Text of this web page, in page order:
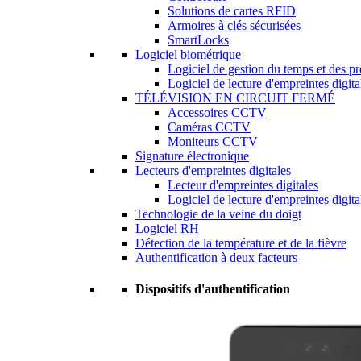
Solutions de cartes RFID
Armoires à clés sécurisées
SmartLocks
Logiciel biométrique
Logiciel de gestion du temps et des
Logiciel de lecture d'empreintes
TÉLÉVISION EN CIRCUIT FERMÉ
Accessoires CCTV
Caméras CCTV
Moniteurs CCTV
Signature électronique
Lecteurs d'empreintes digitales
Lecteur d'empreintes digitales
Logiciel de lecture d'empreintes
Technologie de la veine du doigt
Logiciel RH
Détection de la température et de la fièvre
Authentification à deux facteurs
Dispositifs d'authentification